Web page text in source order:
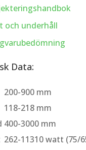
och underhåll
Data:
200-900 mm
118-218 mm
400-3000 mm
262-11310 watt (75/